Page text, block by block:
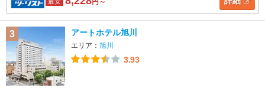
円～
3 アートホテル旭川
エリア： 旭川
3.93